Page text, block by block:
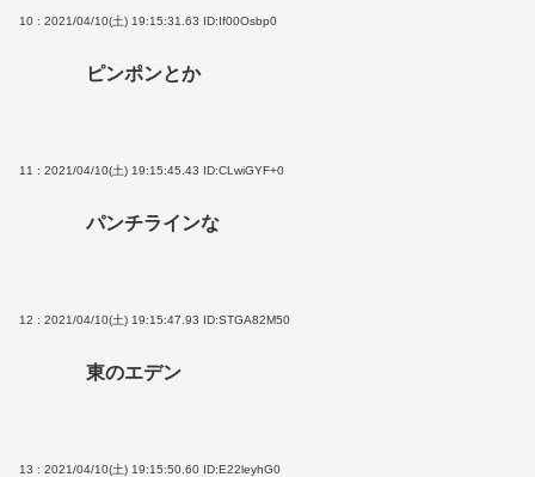
10 : 2021/04/10(土) 19:15:31.63 ID:If00Osbp0
ピンポンとか
11 : 2021/04/10(土) 19:15:45.43 ID:CLwiGYF+0
パンチラインな
12 : 2021/04/10(土) 19:15:47.93 ID:STGA82M50
東のエデン
13 : 2021/04/10(土) 19:15:50.60 ID:E22leyhG0